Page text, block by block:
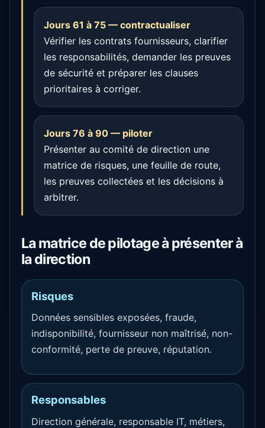
Jours 61 à 75 — contractualiser
Vérifier les contrats fournisseurs, clarifier
les responsabilités, demander les preuves
de sécurité et préparer les clauses
prioritaires à corriger.
Jours 76 à 90 — piloter
Présenter au comité de direction une
matrice de risques, une feuille de route,
les preuves collectées et les décisions à
arbitrer.
La matrice de pilotage à présenter à
la direction
Risques
Données sensibles exposées, fraude,
indisponibilité, fournisseur non maîtrisé, non-
conformité, perte de preuve, réputation.
Responsables
Direction générale, responsable IT, métiers,